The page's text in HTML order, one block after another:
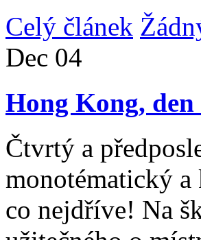
Celý článek
Dec 04
Hong Kong, den
Čtvrtý a
monotématický
co nejdříve! Na